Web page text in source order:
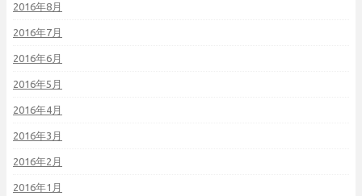
2016年8月
2016年7月
2016年6月
2016年5月
2016年4月
2016年3月
2016年2月
2016年1月